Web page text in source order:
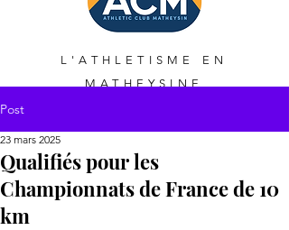
L'ATHLETISME EN
MATHEYSINE
Post
Qualifiés pour les
Championnats de France de 10
km
23 mars 2025